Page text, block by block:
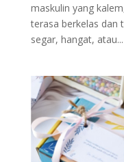
maskulin yang
terasa berkelas dan
segar, hangat, atau...